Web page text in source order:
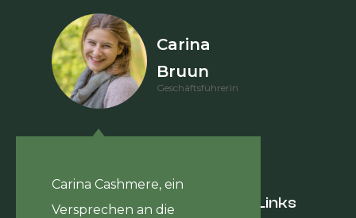
Carina Cashmere, ein
Versprechen an die
Carina
Bruun
Geschäftsführerin
Hilfreiche Links